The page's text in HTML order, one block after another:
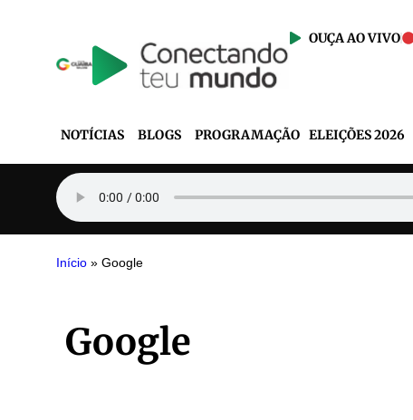
OUÇA AO VIVO
NOTÍCIAS BLOGS PROGRAMAÇÃO ELEIÇÕES 2026
Início » Google
Google